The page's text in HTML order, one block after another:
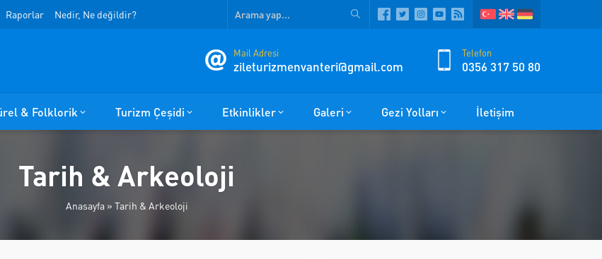
Raporlar Nedir, Ne değildir?
Mail Adresi
zileturizmenvanteri@gmail.com
Telefon
0356 317 50 80
& Folklorik Turizm Çeşidi Etkinlikler Galeri Gezi Yolları İletişim
Tarih & Arkeoloji
Anasayfa» Tarih & Arkeoloji